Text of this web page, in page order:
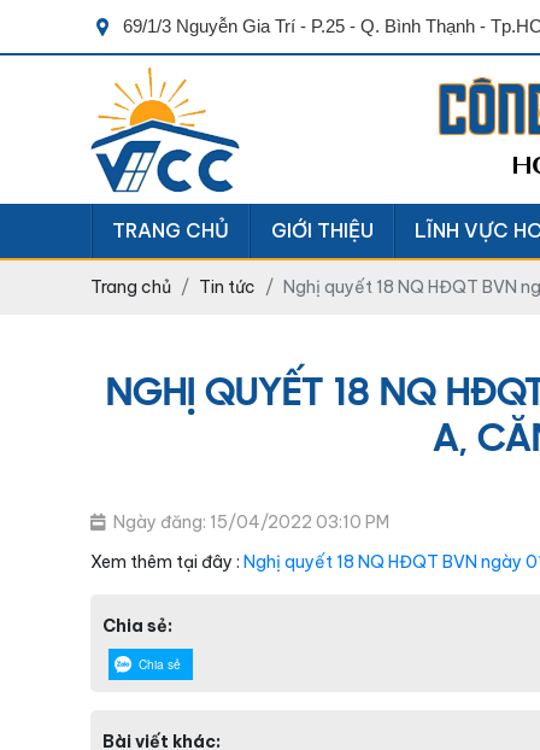
69/1/3 Nguyễn Gia Trí - P.25 - Q. Bình Thạnh -
TRANG CHỦ GIỚI THIỆU LĨNH VỰC
Trang chủ Tin tức Nghị quyết 18 NQ HĐQT BVN
NGHỊ QUYẾT 18 NQ
A,
Ngày đăng: 15/04/2022 03:10 PM
Xem thêm tại đây : Nghị quyết 18 NQ HĐQT BVN ngày
Chia sẻ:
Chia sẻ
Bài viết khác: